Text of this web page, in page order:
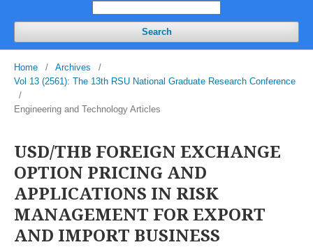
Search
Home / Archives
/
Vol 13 (2561): The 13th RSU National Graduate Research Conference
/
Engineering and Technology Articles
USD/THB FOREIGN EXCHANGE
OPTION PRICING AND
APPLICATIONS IN RISK
MANAGEMENT FOR EXPORT
AND IMPORT BUSINESS